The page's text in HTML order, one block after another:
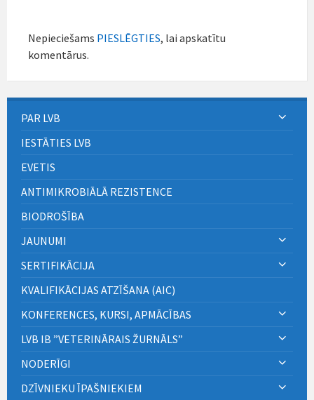
Nepieciešams PIESLĒGTIES, lai apskatītu
komentārus.
PAR LVB
IESTĀTIES LVB
EVETIS
ANTIMIKROBIĀLĀ REZISTENCE
BIODROŠĪBA
JAUNUMI
SERTIFIKĀCIJA
KVALIFIKĀCIJAS ATZĪŠANA (AIC)
KONFERENCES, KURSI, APMĀCĪBAS
LVB IB ”VETERINĀRAIS ŽURNĀLS”
NODERĪGI
DZĪVNIEKU ĪPAŠNIEKIEM